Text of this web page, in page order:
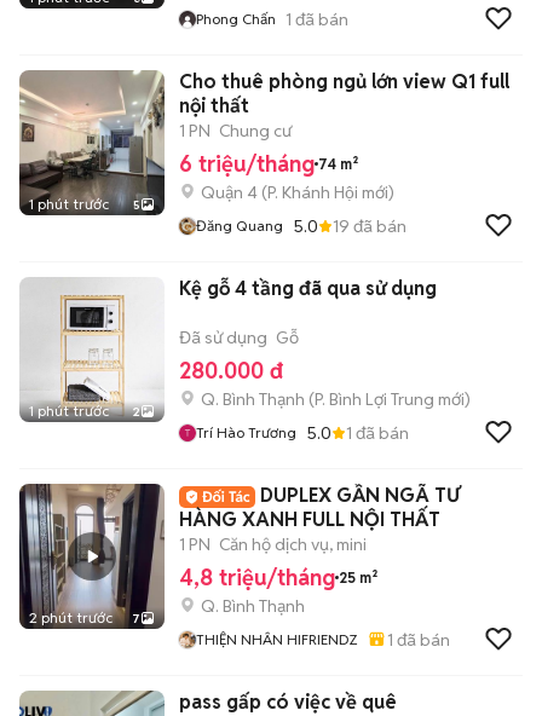
Phong Chấn 1 đã bán
1 phút trước 5
Cho thuê phòng ngủ lớn view Q1 full
nội thất
1 PN Chung cư
6 triệu/tháng 74 m²
Quận 4 (P. Khánh Hội mới)
Đăng Quang 5.0 19 đã bán
1 phút trước 2
Kệ gỗ 4 tầng đã qua sử dụng
Đã sử dụng Gỗ
280.000 đ
Q. Bình Thạnh (P. Bình Lợi Trung mới)
Trí Hào Trương 5.0 1 đã bán
2 phút trước 7
DUPLEX GẦN NGÃ TƯ
HÀNG XANH FULL NỘI THẤT
1 PN Căn hộ dịch vụ, mini
4,8 triệu/tháng 25 m²
Q. Bình Thạnh
THIỆN NHÂN HIFRIENDZ 1 đã bán
pass gấp có việc về quê